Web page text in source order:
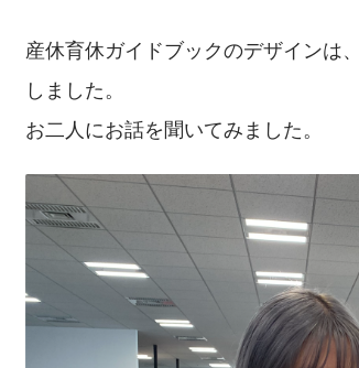
産休育休ガイドブックのデザインは
しました。
お二人にお話を聞いてみました。